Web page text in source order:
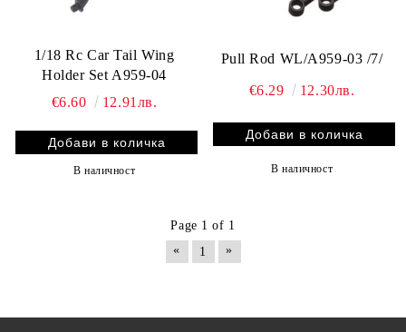
1/18 Rc Car Tail Wing
Holder Set A959-04
€6.60
12.91лв.
В наличност
Pull Rod WL/A959-03 /7/
€6.29 12.30лв.
В наличност
Page 1 of 1
«
1 »